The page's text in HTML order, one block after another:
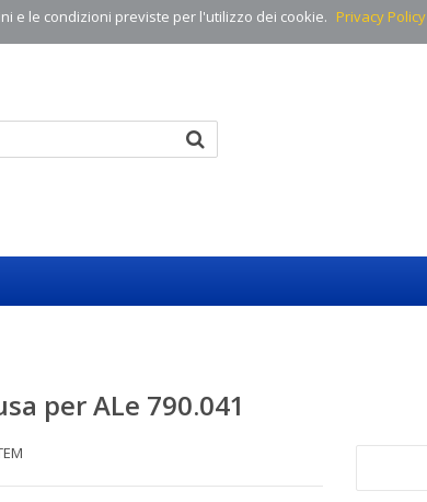
e le condizioni previste per l'utilizzo dei cookie. Privacy Policy
per ALe 790.041